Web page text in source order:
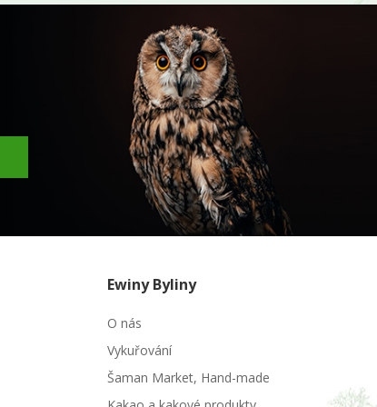
Ewiny Byliny
O nás
Vykuřování
Šaman Market, Hand-made